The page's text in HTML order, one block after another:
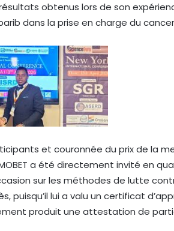
résultats obtenus lors de son
dans la prise en charge du cancer
et couronnée du prix de la
a été directement invité en
sur les méthodes de lutte
puisqu’il lui a valu un certificat
produit une attestation de